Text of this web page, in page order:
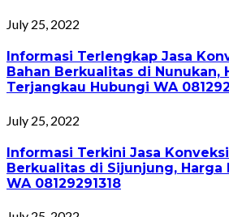
July 25, 2022
Informasi Terlengkap Jasa
Bahan Berkualitas di Nunukan,
Terjangkau Hubungi WA
July 25, 2022
Informasi Terkini Jasa
Berkualitas di Sijunjung, Harga
WA 08129291318